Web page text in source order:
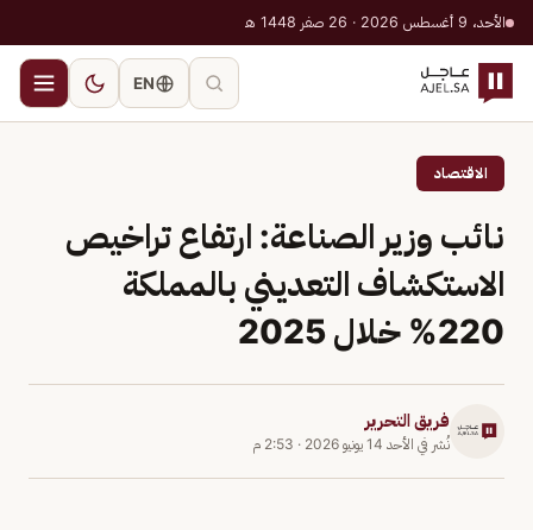
الأحد، 9 أغسطس 2026 · 26 صفر 1448 هـ
EN
الاقتصاد
نائب وزير الصناعة: ارتفاع تراخيص
الاستكشاف التعديني بالمملكة
220% خلال 2025
فريق التحرير
نُشر في الأحد 14 يونيو 2026 · 2:53 م